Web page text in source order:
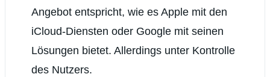
Angebot entspricht, wie es Apple mit den
iCloud-Diensten oder Google mit seinen
Lösungen bietet. Allerdings unter Kontrolle
des Nutzers.